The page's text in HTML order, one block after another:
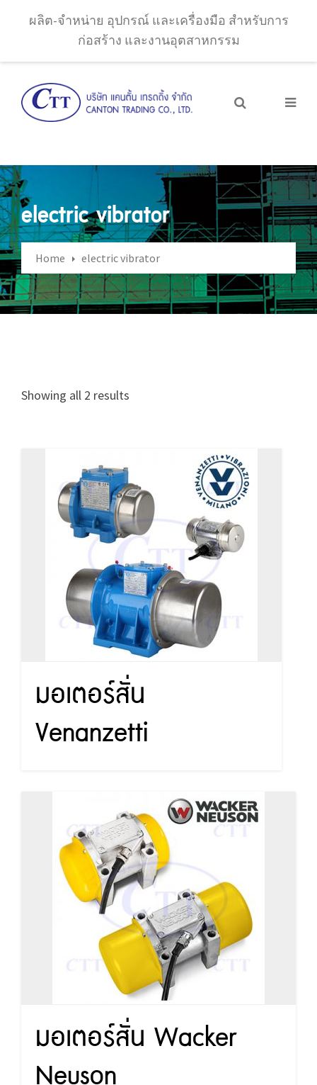
ผลิต-จำหน่าย อุปกรณ์ และเครื่องมือ สำหรับการ
ก่อสร้าง และงานอุตสาหกรรม
electric vibrator
Home electric vibrator
Showing all 2 results
มอเตอร์สั่น
Venanzetti
มอเตอร์สั่น Wacker
Neuson